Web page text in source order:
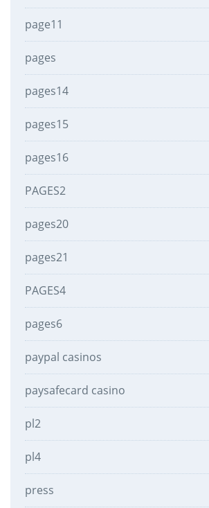
page11
pages
pages14
pages15
pages16
PAGES2
pages20
pages21
PAGES4
pages6
paypal casinos
paysafecard casino
pl2
pl4
press